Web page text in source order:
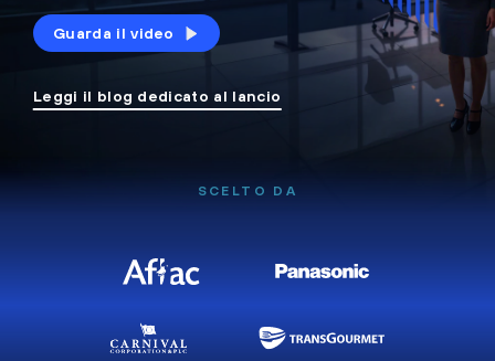
Guarda il video
Leggi il blog dedicato al lancio
SCELTO DA